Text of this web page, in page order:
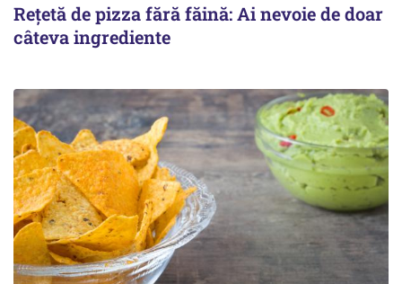
Rețetă de pizza fără făină: Ai nevoie de doar
câteva ingrediente